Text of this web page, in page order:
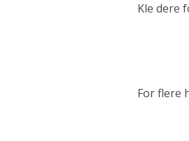
Kle dere
For flere